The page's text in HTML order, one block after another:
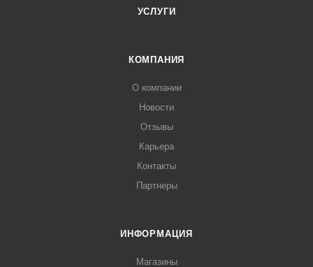
УСЛУГИ
КОМПАНИЯ
О компании
Новости
Отзывы
Карьера
Контакты
Партнеры
ИНФОРМАЦИЯ
Магазины